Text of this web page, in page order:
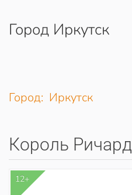
Перейти к содержимому
Город Иркутск
Город: Иркутск
Король Ричард
12+